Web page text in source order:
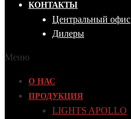
КОНТАКТЫ
Центральный офис
Дилеры
Меню
О НАС
ПРОДУКЦИЯ
LIGHTS APOLLO